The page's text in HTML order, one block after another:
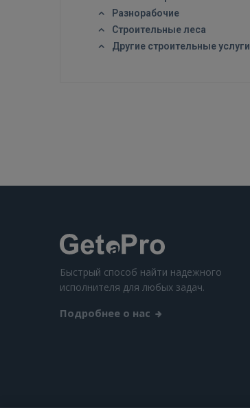
Разнорабочие
Строительные леса
Другие строительные услуги
Быстрый способ найти надежного
исполнителя для любых задач.
Подробнее о нас